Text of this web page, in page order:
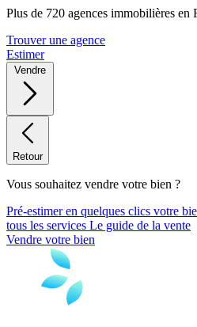
Plus de 720 agences immobilières en
Trouver une agence
Estimer
Vendre
Retour
Vous souhaitez vendre votre bien ?
Pré-estimer en quelques clics votre
tous les services Le guide de la vente
Vendre votre bien